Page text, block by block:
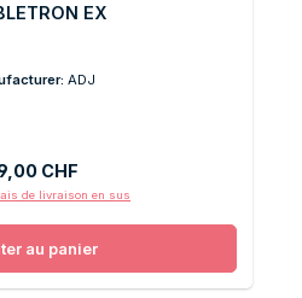
EX
ADJ
régulier :
CHF
de livraison en sus
au panier